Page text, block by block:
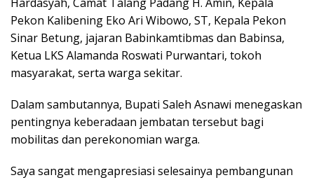
Pekon Kalibening Eko Ari Wibowo, ST, Kepala Pekon
Sinar Betung, jajaran Babinkamtibmas dan Babinsa,
Ketua LKS Alamanda Roswati Purwantari, tokoh
masyarakat, serta warga sekitar.
Dalam sambutannya, Bupati Saleh Asnawi menegaskan
pentingnya keberadaan jembatan tersebut bagi
mobilitas dan perekonomian warga.
Saya sangat mengapresiasi selesainya pembangunan